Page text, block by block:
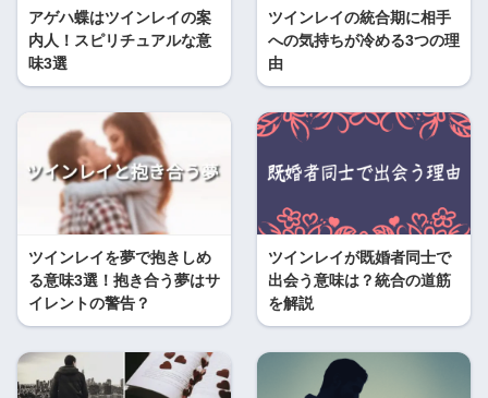
アゲハ蝶はツインレイの案
内人！スピリチュアルな意
味3選
ツインレイの統合期に相手
への気持ちが冷める3つの理
由
ツインレイを夢で抱きしめ
る意味3選！抱き合う夢はサ
イレントの警告？
ツインレイが既婚者同士で
出会う意味は？統合の道筋
を解説